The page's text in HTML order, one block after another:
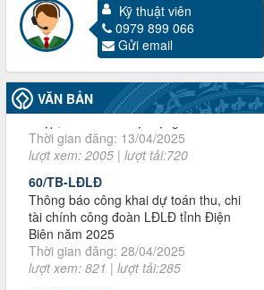
Kỹ thuật viên
0979 899 066
Gửi email
VĂN BẢN
3716/TLD-TC
Công văn hướng dẫn công tác quả lý tài
chính, tài sản công đoàn khi đơn vị sát
nhập, chấm dứt hoạt động
Thời gian đăng: 13/04/2025
lượt xem: 2005 | lượt tải:720
60/TB-LĐLĐ
Thông báo công khai dự toán thu, chi
Biên năm 2025
Thời gian đăng: 28/04/2025
lượt xem: 821 | lượt tải:285
485/QĐ-LĐLĐ
Quyết định về việc công bố công khai